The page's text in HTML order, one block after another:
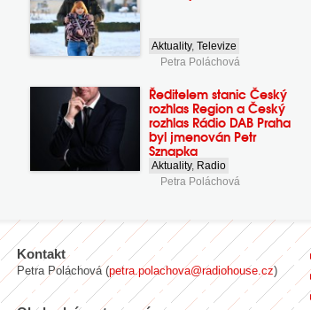
Aktuality,Televize
Petra Poláchová
Ředitelem stanic Český
rozhlas Region a Český
rozhlas Rádio DAB Praha
byl jmenován Petr
Sznapka
Aktuality, Radio
Petra Poláchová
Kontakt
Petra Poláchová (petra.polachova@radiohouse.cz)